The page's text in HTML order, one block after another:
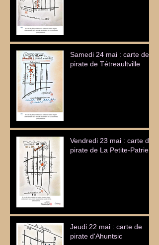
Samedi 24 mai : carte de
pirate de Tétreaultville
Vendredi 23 mai : carte de
pirate de La Petite-Patrie
Jeudi 22 mai : carte de
pirate d'Ahuntsic